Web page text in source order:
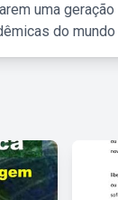
uma
do mundo